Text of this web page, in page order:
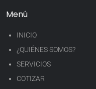
Menú
INICIO
¿QUIÉNES SOMOS?
SERVICIOS
COTIZAR